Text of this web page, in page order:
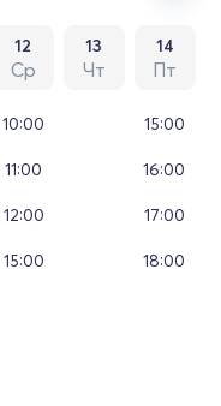
12
Ср
13
Чт
14
Пт
10:00
11:00
12:00
15:00
15:00
16:00
17:00
18:00